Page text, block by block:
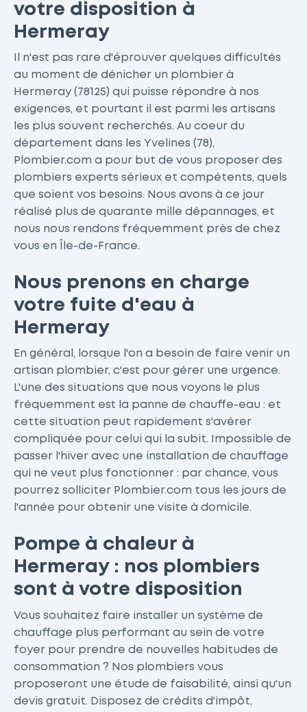
votre disposition à
Hermeray
Il n'est pas rare d'éprouver quelques difficultés
au moment de dénicher un plombier à
Hermeray (78125) qui puisse répondre à nos
exigences, et pourtant il est parmi les artisans
les plus souvent recherchés. Au coeur du
département dans les Yvelines (78),
Plombier.com a pour but de vous proposer des
plombiers experts sérieux et compétents, quels
que soient vos besoins. Nous avons à ce jour
réalisé plus de quarante mille dépannages, et
nous nous rendons fréquemment près de chez
vous en Île-de-France.
Nous prenons en charge
votre fuite d'eau à
Hermeray
En général, lorsque l'on a besoin de faire venir un
artisan plombier, c'est pour gérer une urgence.
L'une des situations que nous voyons le plus
fréquemment est la panne de chauffe-eau : et
cette situation peut rapidement s'avérer
compliquée pour celui qui la subit. Impossible de
passer l'hiver avec une installation de chauffage
qui ne veut plus fonctionner : par chance, vous
pourrez solliciter Plombier.com tous les jours de
l'année pour obtenir une visite à domicile.
Pompe à chaleur à
Hermeray : nos plombiers
sont à votre disposition
Vous souhaitez faire installer un système de
chauffage plus performant au sein de votre
foyer pour prendre de nouvelles habitudes de
consommation ? Nos plombiers vous
proposeront une étude de faisabilité, ainsi qu'un
devis gratuit. Disposez de crédits d'impôt,